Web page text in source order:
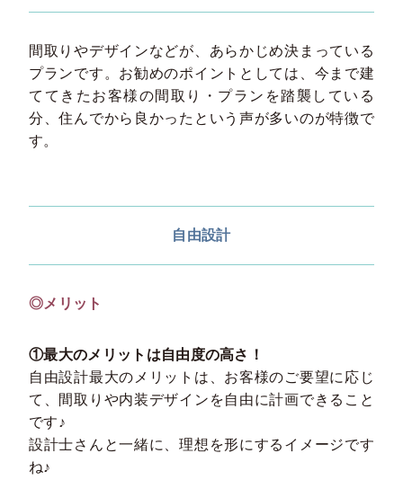
間取りやデザインなどが、あらかじめ決まっている
プランです。お勧めのポイントとしては、今まで建
ててきたお客様の間取り・プランを踏襲している
分、住んでから良かったという声が多いのが特徴で
す。
自由設計
◎メリット
①最大のメリットは自由度の高さ！
自由設計最大のメリットは、お客様のご要望に応じ
て、間取りや内装デザインを自由に計画できること
です♪
設計士さんと一緒に、理想を形にするイメージです
ね♪